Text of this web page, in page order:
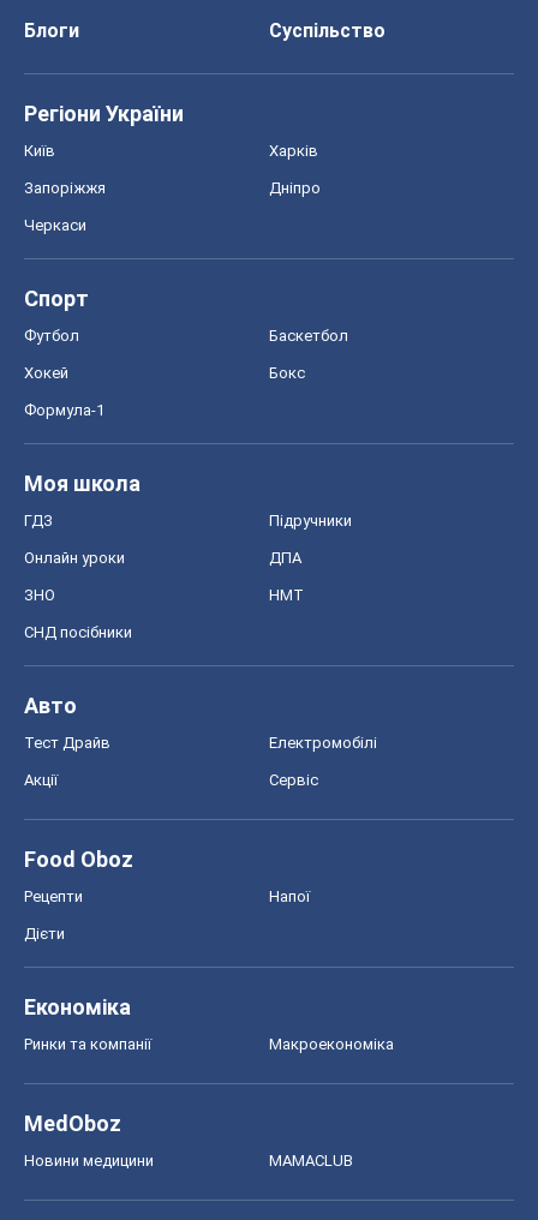
Блоги
Суспільство
Регіони України
Київ Харків
Запоріжжя Дніпро
Черкаси
Спорт
Футбол Баскетбол
Хокей Бокс
Формула-1
Моя школа
ГДЗ Підручники
Онлайн уроки ДПА
ЗНО НМТ
СНД посібники
Авто
Тест Драйв Електромобілі
Акції Сервіс
Food Oboz
Рецепти Напої
Дієти
Економіка
Ринки та компанії Макроекономіка
MedOboz
Новини медицини MAMACLUB